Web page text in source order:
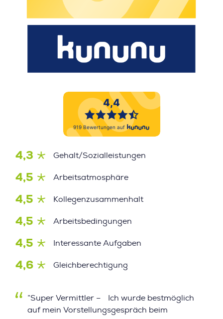
4,3 Gehalt/Sozialleistungen
4,5 Arbeitsatmosphäre
4,5 Kollegenzusammenhalt
4,5 Arbeitsbedingungen
4,5 Interessante Aufgaben
4,6 Gleichberechtigung
”Super Vermittler – Ich wurde bestmöglich
auf mein Vorstellungsgespräch beim